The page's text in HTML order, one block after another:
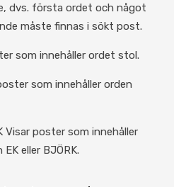
dvs. första ordet och något
måste finnas i sökt post.
som innehåller ordet stol.
som innehåller orden
Visar poster som innehåller
eller BJÖRK.